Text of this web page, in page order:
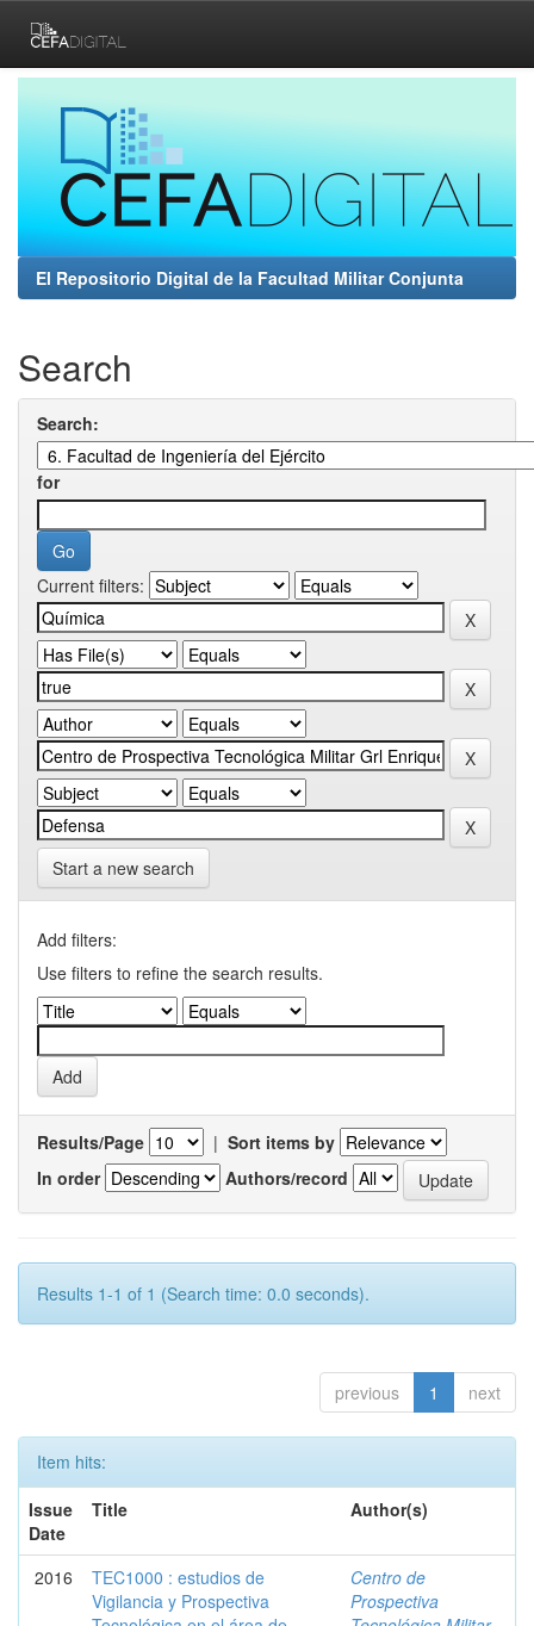
navigation
El Repositorio Digital de la Facultad Militar Conjunta
Search
Search:
for
Current filters:
Start a new search
Add filters:
Use filters to refine the search results.
Results/Page | Sort items by
In order
Authors/record
Results 1-1 of 1 (Search time: 0.0 seconds).
previous 1 next
Item hits:
Issue
Date
Title Author(s)
2016
TEC1000 : estudios de
Vigilancia y Prospectiva
Centro de
Prospectiva